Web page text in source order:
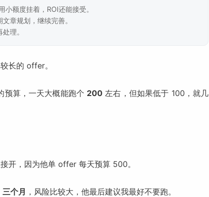
额度挂着，ROI还能接受。
章规划，继续完善。
理。
长的 offer。
预算，一天大概能跑个 200 左右，但如果低于 100，就几
开，因为他单 offer 每天预算 500。
三个月 ，风险比较大，他最后建议我最好不要跑。